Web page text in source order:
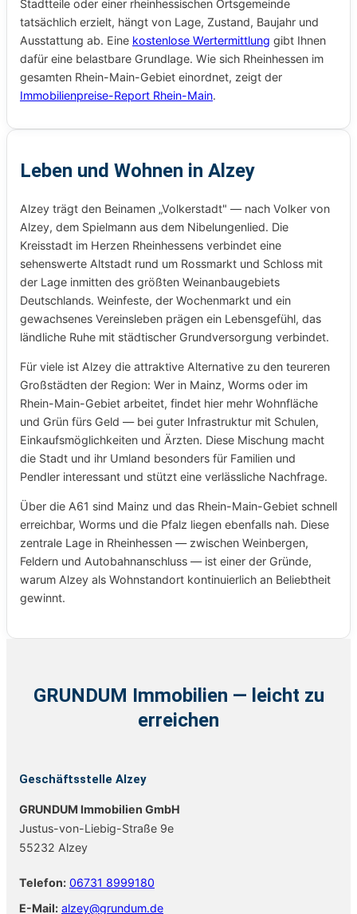
Stadtteile oder einer rheinhessischen Ortsgemeinde
tatsächlich erzielt, hängt von Lage, Zustand, Baujahr und
Ausstattung ab. Eine kostenlose Wertermittlung gibt Ihnen
dafür eine belastbare Grundlage. Wie sich Rheinhessen im
gesamten Rhein-Main-Gebiet einordnet, zeigt der
Immobilienpreise-Report Rhein-Main.
Leben und Wohnen in Alzey
Alzey trägt den Beinamen „Volkerstadt" — nach Volker von
Alzey, dem Spielmann aus dem Nibelungenlied. Die
Kreisstadt im Herzen Rheinhessens verbindet eine
sehenswerte Altstadt rund um Rossmarkt und Schloss mit
der Lage inmitten des größten Weinanbaugebiets
Deutschlands. Weinfeste, der Wochenmarkt und ein
gewachsenes Vereinsleben prägen ein Lebensgefühl, das
ländliche Ruhe mit städtischer Grundversorgung verbindet.
Für viele ist Alzey die attraktive Alternative zu den teureren
Großstädten der Region: Wer in Mainz, Worms oder im
Rhein-Main-Gebiet arbeitet, findet hier mehr Wohnfläche
und Grün fürs Geld — bei guter Infrastruktur mit Schulen,
Einkaufsmöglichkeiten und Ärzten. Diese Mischung macht
die Stadt und ihr Umland besonders für Familien und
Pendler interessant und stützt eine verlässliche Nachfrage.
Über die A61 sind Mainz und das Rhein-Main-Gebiet schnell
erreichbar, Worms und die Pfalz liegen ebenfalls nah. Diese
zentrale Lage in Rheinhessen — zwischen Weinbergen,
Feldern und Autobahnanschluss — ist einer der Gründe,
warum Alzey als Wohnstandort kontinuierlich an Beliebtheit
gewinnt.
GRUNDUM Immobilien — leicht zu
erreichen
Geschäftsstelle Alzey
GRUNDUM Immobilien GmbH
Justus-von-Liebig-Straße 9e
55232 Alzey
Telefon: 06731 8999180
E-Mail: alzey@grundum.de